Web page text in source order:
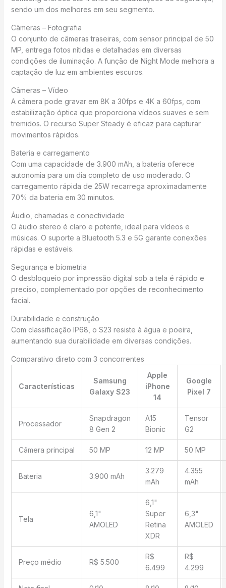
sendo um dos melhores em seu segmento.
Câmeras – Fotografia
O conjunto de câmeras traseiras, com sensor principal de 50
MP, entrega fotos nítidas e detalhadas em diversas
condições de iluminação. A função de Night Mode melhora a
captação de luz em ambientes escuros.
Câmeras – Vídeo
A câmera pode gravar em 8K a 30fps e 4K a 60fps, com
estabilização óptica que proporciona vídeos suaves e sem
tremidos. O recurso Super Steady é eficaz para capturar
movimentos rápidos.
Bateria e carregamento
Com uma capacidade de 3.900 mAh, a bateria oferece
autonomia para um dia completo de uso moderado. O
carregamento rápida de 25W recarrega aproximadamente
70% da bateria em 30 minutos.
Áudio, chamadas e conectividade
O áudio stereo é claro e potente, ideal para vídeos e
músicas. O suporte a Bluetooth 5.3 e 5G garante conexões
rápidas e estáveis.
Segurança e biometria
O desbloqueio por impressão digital sob a tela é rápido e
preciso, complementado por opções de reconhecimento
facial.
Durabilidade e construção
Com classificação IP68, o S23 resiste à água e poeira,
aumentando sua durabilidade em diversas condições.
Comparativo direto com 3 concorrentes
Características
Samsung
Galaxy S23
Apple
iPhone
14
Google
Pixel 7
Processador
Snapdragon
8 Gen 2
A15
Bionic
Tensor
G2
Câmera principal 50 MP 12 MP 50 MP
Bateria 3.900 mAh
3.279
mAh
4.355
mAh
Tela
6,1"
AMOLED
6,1"
Super
Retina
XDR
6,3"
AMOLED
Preço médio R$ 5.500
R$
6.499
R$
4.299